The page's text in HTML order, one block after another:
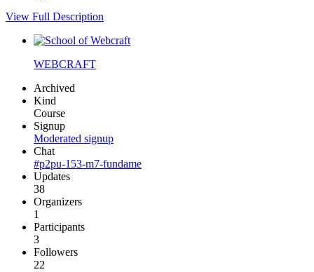
View Full Description
WEBCRAFT
Archived
Kind
Course
Signup
Moderated signup
Chat
#p2pu-153-m7-fundame
Updates
38
Organizers
1
Participants
3
Followers
22